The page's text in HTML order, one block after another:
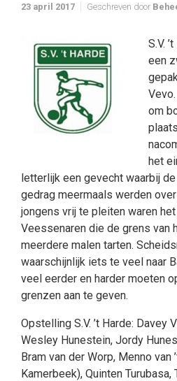
23 april 2017 Geschreven door
S.V.
een
om
het
letterlijk een gevecht waarbij
gedrag meermaals werden
jongens vrij te pleiten waren
Veessenaren die de grens van
meerdere malen tarten.
waarschijnlijk iets te veel naar
veel eerder en harder moeten
grenzen aan te geven.
Opstelling S.V. ’t Harde: Davey
Wesley Hunestein, Jordy
Bram van der Worp, Menno van
Kamerbeek), Quinten